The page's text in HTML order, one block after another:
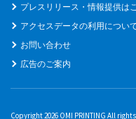
プレスリリース・情報提供は
アクセスデータの利用につい
お問い合わせ
広告のご案内
Copyright 2026 OMI PRINTING All